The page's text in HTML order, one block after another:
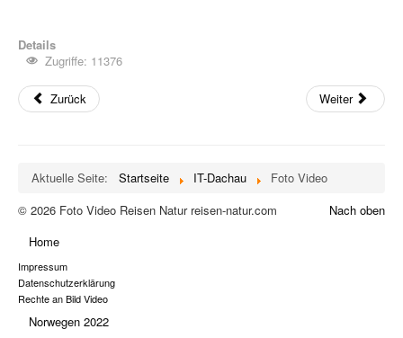
Details
Zugriffe: 11376
Zurück Weiter
Aktuelle Seite: Startseite IT-Dachau
Foto Video
Nach oben
© 2026 Foto Video Reisen Natur reisen-natur.com
Home
Impressum
Datenschutzerklärung
Rechte an Bild Video
Norwegen 2022